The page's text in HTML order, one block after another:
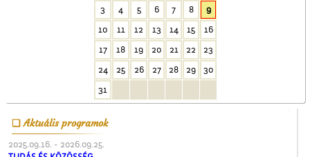
3
4 5 6 7 8
9
10
11 12 13 14 15
16
17
18 19 20 21 22
23
24
25 26 27 28 29
30
31
Aktuális programok
2025.09.16. - 2026.09.25.
Névtábla a dr. Gombos
Lajos utcából